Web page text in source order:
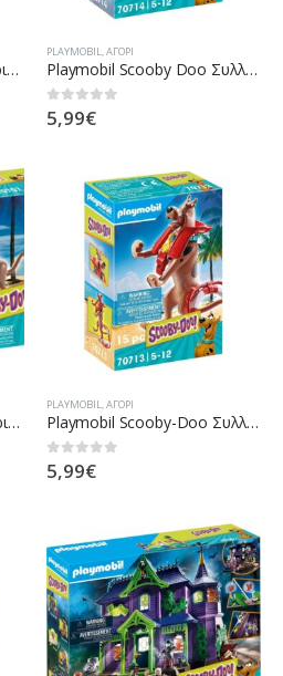
Playmobil Scooby Doo Περιπέτεια Με Τον Snow Ghost 70706
PLAYMOBIL,ΑΓΌΡΙ
Playmobil Scooby Doo Συλλεκτική Φιγούρα Scooby Αστυνομικός 70714
0out of 5
5,99€
Playmobil Scooby-Doo Περιπέτεια Με Τον Witch Doctor 70707
PLAYMOBIL,ΑΓΌΡΙ
Playmobil Scooby-Doo Συλλεκτική Φιγούρα Scooby Ναυαγοσώστης 70713
0out of 5
5,99€